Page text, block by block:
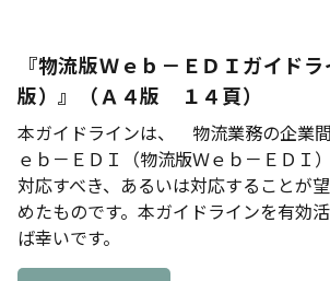
『物流版Ｗｅｂ－ＥＤＩガイド
版）』（Ａ４版 １４頁）
本ガイドラインは、 物流業務の企業
ｅｂ－ＥＤＩ（物流版Ｗｅｂ－ＥＤＩ
対応すべき、あるいは対応することが
めたものです。本ガイドラインを有効
ば幸いです。